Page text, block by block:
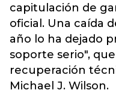
capitulación de
oficial. Una caída
año lo ha dejado
soporte serio",
recuperación
Michael J. Wilson.